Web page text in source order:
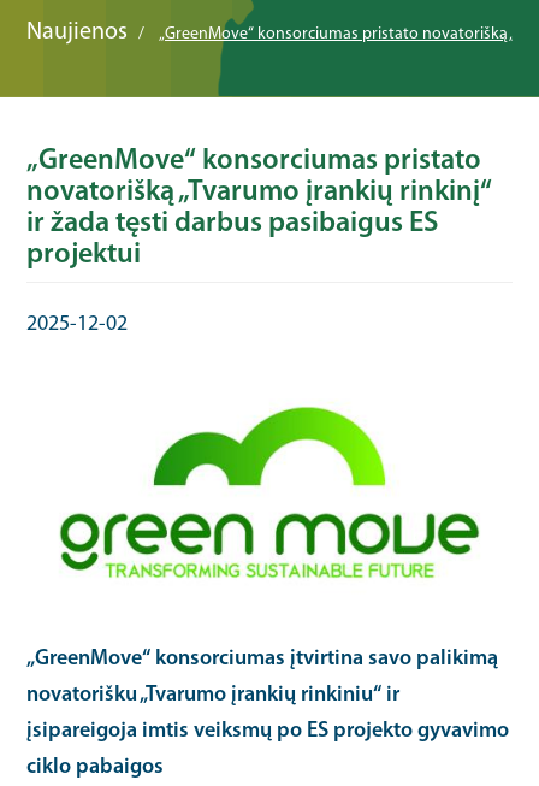
Naujienos „GreenMove“ konsorciumas pristato novatorišką
„GreenMove“ konsorciumas pristato
novatorišką „Tvarumo įrankių rinkinį“
ir žada tęsti darbus pasibaigus ES
projektui
2025-12-02
„GreenMove“ konsorciumas įtvirtina savo palikimą
novatorišku „Tvarumo įrankių rinkiniu“ ir
įsipareigoja imtis veiksmų po ES projekto gyvavimo
ciklo pabaigos